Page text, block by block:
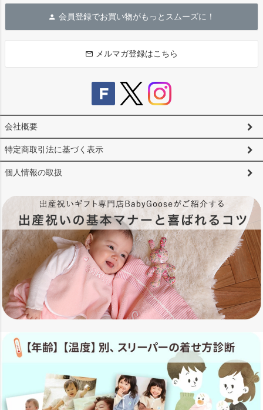
へ
会員登録でお買い物がもっとスムーズに！
メルマガ登録はこちら
会社概要
特定商取引法に基づく表示
個人情報の取扱